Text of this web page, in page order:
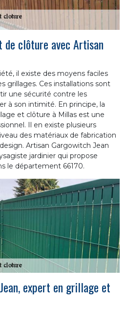
de clôture avec Artisan
il existe des moyens faciles
grillages. Ces installations sont
une sécurité contre les
à son intimité. En principe, la
et clôture à Millas est une
Il en existe plusieurs
des matériaux de fabrication
Artisan Gargowitch Jean
jardinier qui propose
le département 66170.
expert en grillage et